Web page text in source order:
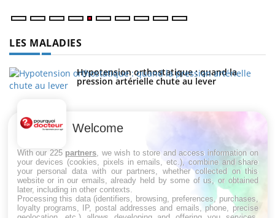
LES MALADIES
Hypotension orthostatique : quand la
pression artérielle chute au lever
Drépanocytose : une déformation des
globules rouges aux conséquences graves
Maladie de Charcot (Sclérose latérale
amyotrophique)
Welcome
With our 225 partners , we wish to store and access information on
your devices (cookies, pixels in emails, etc.), combine and share
your personal data with our partners, whether collected on this
website or in our emails, already held by some of us, or obtained
later, including in other contexts.
Processing this data (identifiers, browsing, preferences, purchases,
loyalty programs, IP, postal addresses and emails, phone, precise